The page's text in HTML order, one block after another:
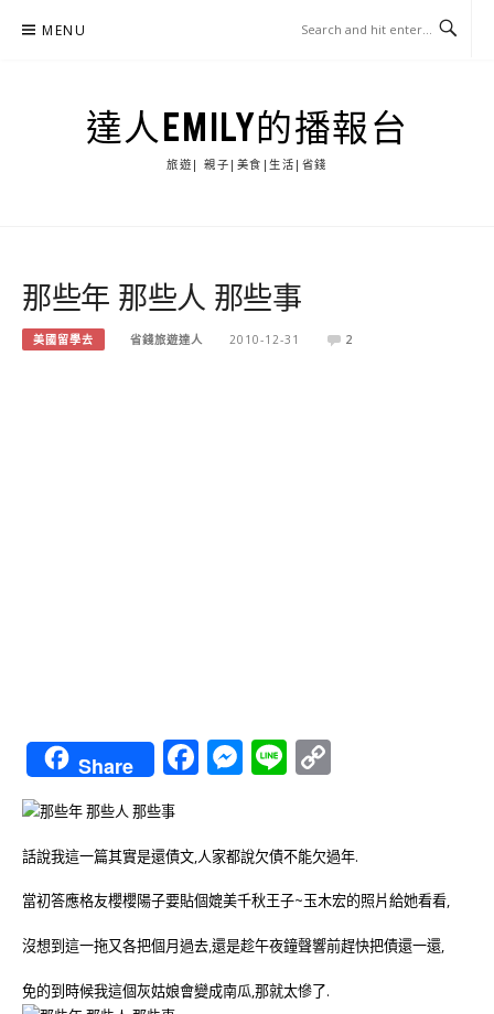
MENU
達人EMILY的播報台
旅遊| 親子|美食|生活|省錢
那些年 那些人 那些事
美國留學去 省錢旅遊達人 2010-12-31 2
Share Facebook
Messenger
Line
話說我這一篇其實是還債文,人家都說欠債不能欠過年.
當初答應格友櫻櫻陽子要貼個媲美千秋王子~玉木宏的照片給她看看,
沒想到這一拖又各把個月過去,還是趁午夜鐘聲響前趕快把債還一還,
免的到時候我這個灰姑娘會變成南瓜,那就太慘了.